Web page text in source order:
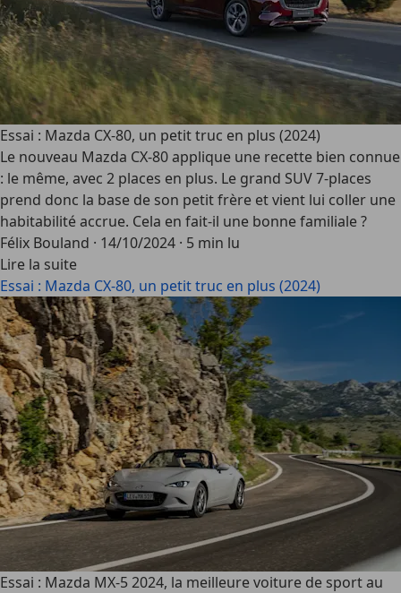
Essai : Mazda CX-80, un petit truc en plus (2024)
Le nouveau Mazda CX-80 applique une recette bien connue
: le même, avec 2 places en plus. Le grand SUV 7-places
prend donc la base de son petit frère et vient lui coller une
habitabilité accrue. Cela en fait-il une bonne familiale ?
Félix Bouland · 14/10/2024 · 5 min lu
Lire la suite
Essai : Mazda CX-80, un petit truc en plus (2024)
Essai : Mazda MX-5 2024, la meilleure voiture de sport au